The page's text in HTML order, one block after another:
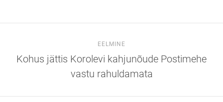
EELMINE
Kohus jättis Korolevi kahjunõude Postimehe
vastu rahuldamata